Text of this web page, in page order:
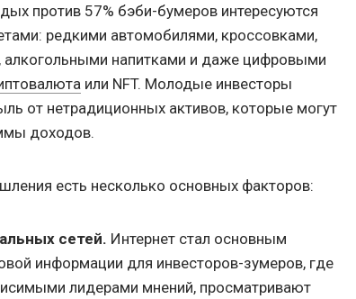
против 57% бэби-бумеров интересуются
редкими автомобилями, кроссовками,
напитками и даже цифровыми
или NFT. Молодые инвесторы
от нетрадиционных активов, которые могут
доходов.
есть несколько основных факторов:
сетей. Интернет стал основным
информации для инвесторов-зумеров, где
лидерами мнений, просматривают